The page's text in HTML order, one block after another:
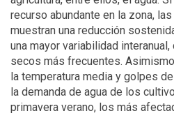
recurso abundante en la zona,
muestran una reducción
una mayor variabilidad
secos más frecuentes.
la temperatura media y golpes
la demanda de agua de los
primavera verano, los más